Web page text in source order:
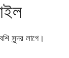
সুন্দর লাগে।